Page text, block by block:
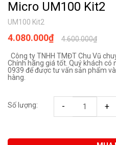
Micro UM100 Kit2
UM100 Kit2
4.600.000₫
4.080.000₫
Công ty TNHH TMĐT Chu Vũ
Chính hãng giá tốt. Quý khách có
0939 để được tư vấn sản phẩm
hàng.
Số lượng: - +